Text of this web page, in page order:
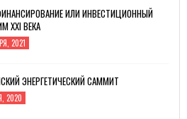
ИЛИ ИНВЕСТИЦИОННЫЙ
XXI ВЕКА
2021
ЭНЕРГЕТИЧЕСКИЙ САММИТ
2020